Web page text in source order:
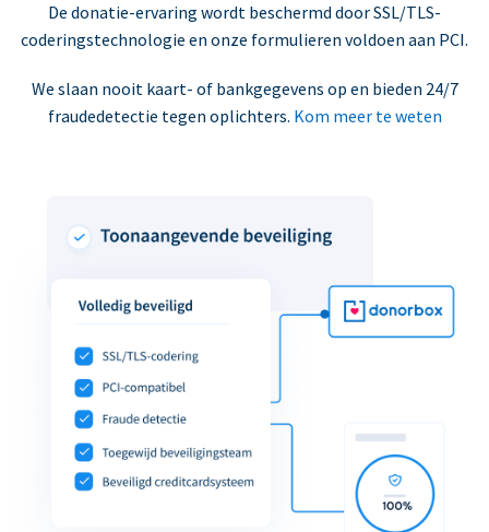
De donatie-ervaring wordt beschermd door SSL/TLS-
coderingstechnologie en onze formulieren voldoen aan PCI.
We slaan nooit kaart- of bankgegevens op en bieden 24/7
fraudedetectie tegen oplichters. Kom meer te weten